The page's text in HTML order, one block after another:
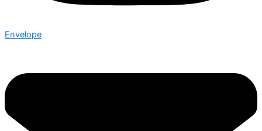
Envelope